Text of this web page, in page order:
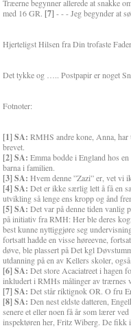
Træerne begynner allerede at snakke
med 16 GR. [7] - - - Jeg begynder at
Hjerteligst Hilsen fra Din
Det tykke og ….. Postpapir er noget
Fotnoter:
[1] SA: RMHS andre kone, Anna,
brevet.
[2] SA: Emma bodde i England hos
barna i familien.
[3] SA: Hvem denne ”Zazi” er, vet vi
[4] SA: Det er ikke særlig lett å få en
utvikling så lenge ens kropp og ånd
[5] SA: Det var på denne tiden vanlig
på initiativ fra RMH: Her ble deres
best kunne nyttiggjøre seg
fortsatt hadde en visse høreevne,
døve, ble plassert på Det kgl
utdanning på en av Kellers skoler,
[6] SA: Det store Acaciatreet i hagen
inkludert i RMHs målinger av trærnes
[7] SA: Det står riktignok OR. O fru
[8] SA: Den nest eldste datteren,
senere et eller noen få år som lærer
inspektøren her, Fritz Wiberg. De fikk